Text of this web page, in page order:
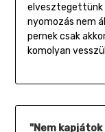
elvesztegettünk
nyomozás nem
pernek csak
komolyan
"Nem